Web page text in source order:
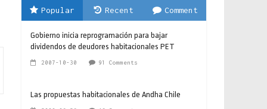
Popular Recent Comment
Gobierno inicia reprogramación para bajar
dividendos de deudores habitacionales PET
2007-10-30 91 Comments
Las propuestas habitacionales de Andha Chile